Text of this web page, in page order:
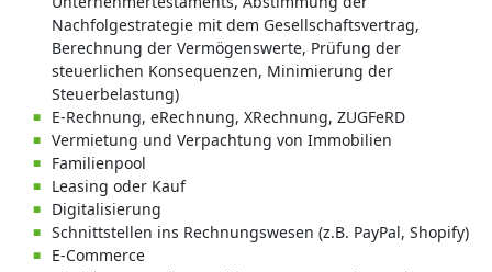
Nachfolgestrategie mit dem Gesellschaftsvertrag,
Berechnung der Vermögenswerte, Prüfung der
steuerlichen Konsequenzen, Minimierung der
Steuerbelastung)
E-Rechnung, eRechnung, XRechnung, ZUGFeRD
Vermietung und Verpachtung von Immobilien
Familienpool
Leasing oder Kauf
Digitalisierung
Schnittstellen ins Rechnungswesen (z.B. PayPal, Shopify)
E-Commerce